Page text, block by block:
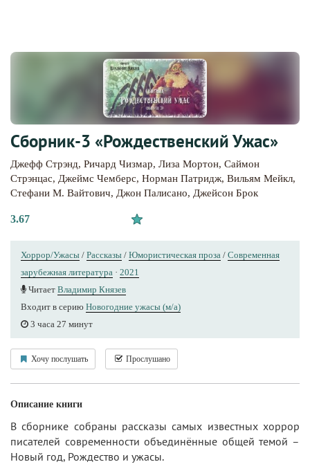
Сборник-3 «Рождественский Ужас»
Джефф Стрэнд, Ричард Чизмар, Лиза Мортон, Саймон
Стрэнцас, Джеймс Чемберс, Норман Патридж, Вильям Мейкл,
Стефани М. Вайтович, Джон Палисано, Джейсон Брок
3.67
Хоррор/Ужасы / Рассказы / Юмористическая проза / Современная
зарубежная литература · 2021
Читает Владимир Князев
Входит в серию Новогодние ужасы (м/а)
3 часа 27 минут
Хочу послушать Прослушано
Описание книги
В сборнике собраны рассказы самых известных хоррор
писателей современности объединённые общей темой –
Новый год, Рождество и ужасы.